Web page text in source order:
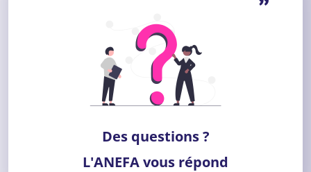
Des questions ?
L'ANEFA vous répond